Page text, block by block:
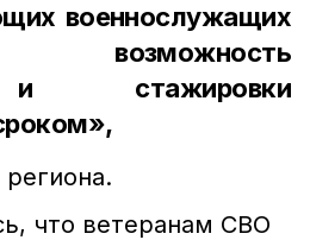
военнослужащих
возможность
стажировки
что ветеранам СВО